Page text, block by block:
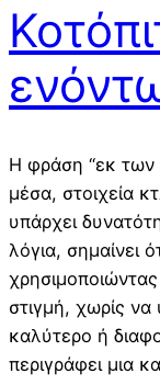
Η φράση “εκ των
μέσα, στοιχεία
υπάρχει
λόγια, σημαίνει
χρησιμοποιώντας
στιγμή, χωρίς να
καλύτερο ή
περιγράφει μια